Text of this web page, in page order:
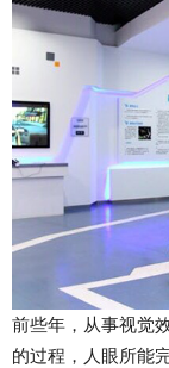
前些年，从事视觉
的过程，人眼所能